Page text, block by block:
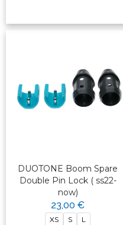
DUOTONE Boom Spare
Double Pin Lock ( ss22-
now)
23,00 €
XS S L